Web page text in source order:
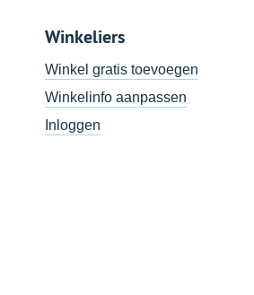
Winkeliers
Winkel gratis toevoegen
Winkelinfo aanpassen
Inloggen